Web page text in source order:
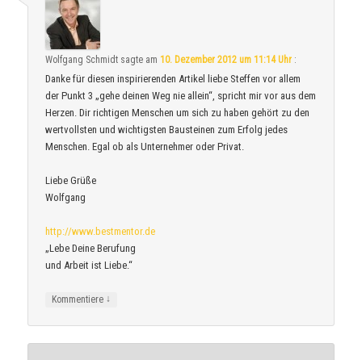
Wolfgang Schmidt sagte am 10. Dezember 2012 um 11:14 Uhr :
Danke für diesen inspirierenden Artikel liebe Steffen vor allem
der Punkt 3 „gehe deinen Weg nie allein“, spricht mir vor aus dem
Herzen. Dir richtigen Menschen um sich zu haben gehört zu den
wertvollsten und wichtigsten Bausteinen zum Erfolg jedes
Menschen. Egal ob als Unternehmer oder Privat.
Liebe Grüße
Wolfgang
http://www.bestmentor.de
„Lebe Deine Berufung
und Arbeit ist Liebe.“
Kommentiere ↓